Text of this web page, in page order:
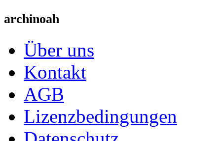
archinoah
Über uns
Kontakt
AGB
Lizenzbedingungen